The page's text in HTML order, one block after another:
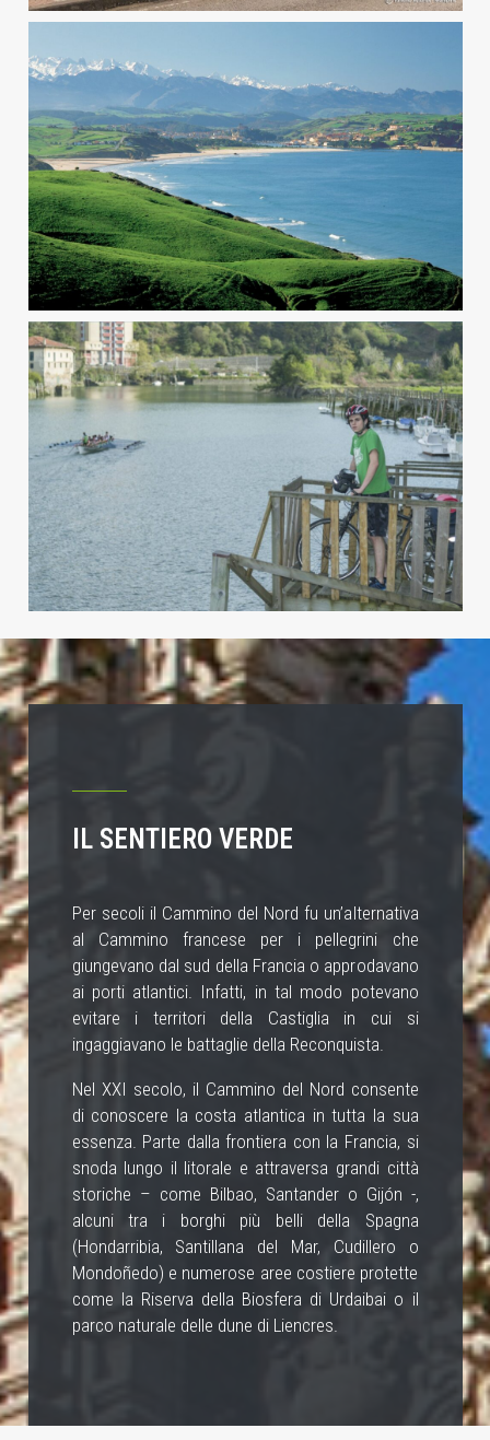
IL SENTIERO VERDE
Per secoli il Cammino del Nord fu un’alternativa
al Cammino francese per i pellegrini che
giungevano dal sud della Francia o approdavano
ai porti atlantici. Infatti, in tal modo potevano
evitare i territori della Castiglia in cui si
ingaggiavano le battaglie della Reconquista.
Nel XXI secolo, il Cammino del Nord consente
di conoscere la costa atlantica in tutta la sua
essenza. Parte dalla frontiera con la Francia, si
snoda lungo il litorale e attraversa grandi città
storiche – come Bilbao, Santander o Gijón -,
alcuni tra i borghi più belli della Spagna
(Hondarribia, Santillana del Mar, Cudillero o
Mondoñedo) e numerose aree costiere protette
come la Riserva della Biosfera di Urdaibai o il
parco naturale delle dune di Liencres.